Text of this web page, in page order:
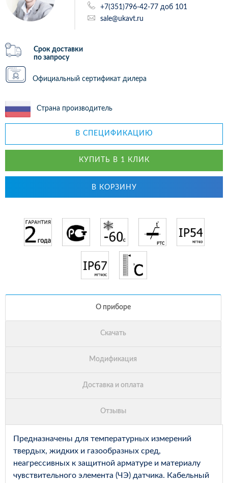
+7(351)796-42-77 доб 101
sale@ukavt.ru
Срок доставки
по запросу
Официальный сертификат дилера
Страна производитель
В СПЕЦИФИКАЦИЮ
КУПИТЬ В 1 КЛИК
В КОРЗИНУ
Предназначены для температурных измерений
твердых, жидких и газообразных сред,
неагрессивных к защитной арматуре и материалу
чувствительного элемента (ЧЭ) датчика. Кабельный